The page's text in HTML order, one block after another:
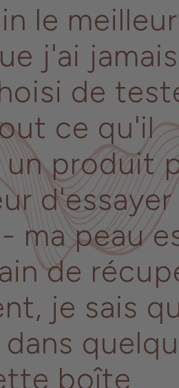
le
j'ai jamais
de
ce qu'il
produit
d'essayer
ma peau
de
je sais
boîte